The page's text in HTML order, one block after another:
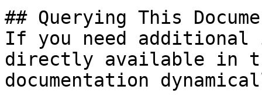
## Querying This
If you need
directly available in
documentation